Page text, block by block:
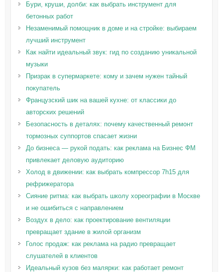
Бури, круши, долби: как выбрать инструмент для
бетонных работ
Незаменимый помощник в доме и на стройке: выбираем
лучший инструмент
Как найти идеальный звук: гид по созданию уникальной
музыки
Призрак в супермаркете: кому и зачем нужен тайный
покупатель
Французский шик на вашей кухне: от классики до
авторских решений
Безопасность в деталях: почему качественный ремонт
тормозных суппортов спасает жизни
До бизнеса — рукой подать: как реклама на Бизнес ФМ
привлекает деловую аудиторию
Холод в движении: как выбрать компрессор 7h15 для
рефрижератора
Сияние ритма: как выбрать школу хореографии в Москве
и не ошибиться с направлением
Воздух в дело: как проектирование вентиляции
превращает здание в жилой организм
Голос продаж: как реклама на радио превращает
слушателей в клиентов
Идеальный кузов без малярки: как работает ремонт